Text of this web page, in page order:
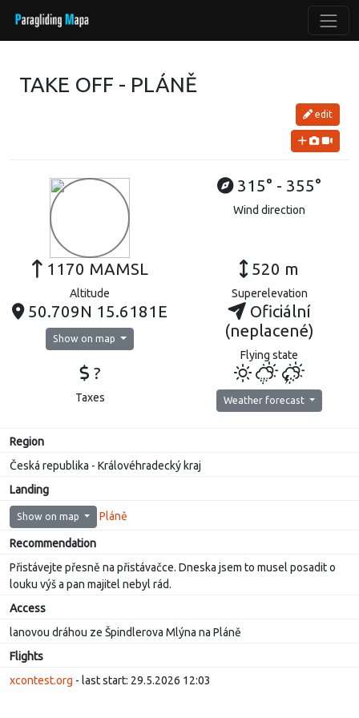
TAKE OFF - PLÁNĚ
edit
315° - 355°
Wind direction
1170 MAMSL
Altitude
520 m
Superelevation
50.709N 15.6181E
Show on map
Oficiální
(neplacené)
Flying state
?
Taxes Weather forecast
Region
Česká republika - Královéhradecký kraj
Landing
Show on map Pláně
Recommendation
Přistávejte přesně na přistávačce. Dneska jsem to musel posadit o
louku výš a pan majitel nebyl rád.
Access
lanovou dráhou ze Špindlerova Mlýna na Pláně
Flights
xcontest.org - last start: 29.5.2026 12:03